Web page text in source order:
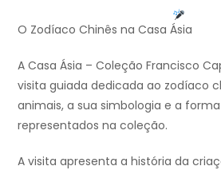
O Zodíaco Chinês na Casa Ásia
A Casa Ásia – Coleção Francisco
visita guiada dedicada ao zodíaco
animais, a sua simbologia e a
representados na coleção.
A visita apresenta a história da